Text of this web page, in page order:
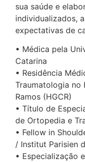
sua saúde e
individualizados,
expectativas de
• Médica pela
Catarina
• Residência
Traumatologia no
Ramos (HGCR)
• Título de
de Ortopedia e
• Fellow in
/ Institut Parisien
• Especialização